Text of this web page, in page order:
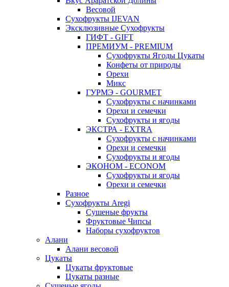
Весовой
Сухофрукты IJEVAN
Эксклюзивные Сухофрукты
ГИФТ - GIFT
ПРЕМИУМ - PREMIUM
Сухофрукты Ягоды Цукаты
Конфеты от природы
Орехи
Микс
ГУРМЭ - GOURMET
Сухофрукты с начинками
Орехи и семечки
Сухофрукты и ягоды
ЭКСТРА - EXTRA
Сухофрукты с начинками
Орехи и семечки
Сухофрукты и ягоды
ЭКОНОМ - ECONOM
Сухофрукты и ягоды
Орехи и семечки
Разное
Сухофрукты Aregi
Сушеные фрукты
Фруктовые Чипсы
Наборы сухофруктов
Алани
Алани весовой
Цукаты
Цукаты фруктовые
Цукаты разные